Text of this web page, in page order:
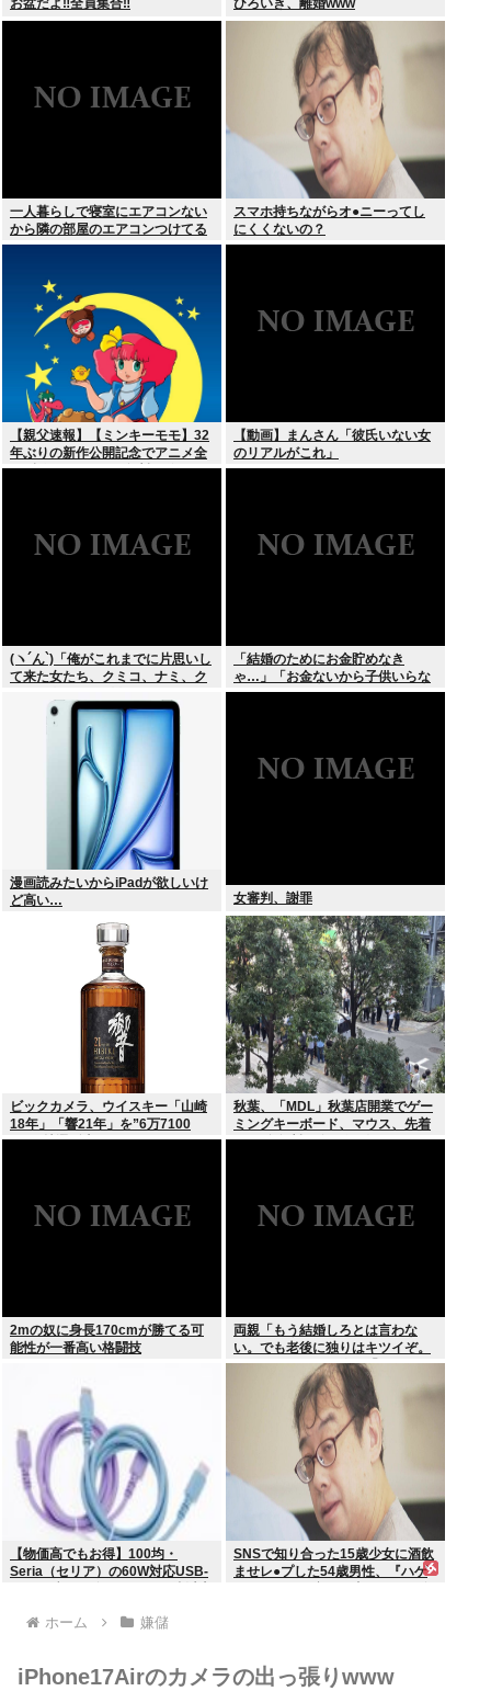
お盆だよ‼全員集合‼ ひろいき、離婚www
一人暮らしで寝室にエアコンない
から隣の部屋のエアコンつけてる
スマホ持ちながらオ●ニーってし
にくくないの？
【親父速報】【ミンキーモモ】32
年ぶりの新作公開記念でアニメ全
128話をYouTubeで無料配信。8月
【動画】まんさん「彼氏いない女
のリアルがこれ」
(ヽ´ん`)「俺がこれまでに片思いし
て来た女たち、クミコ、ナミ、ク
オリ、ユカリ…」
「結婚のためにお金貯めなき
ゃ…」「お金ないから子供いらな
い」←こいつら
漫画読みたいからiPadが欲しいけ
ど高い…
女審判、謝罪
ビックカメラ、ウイスキー「山崎
18年」「響21年」を”6万7100
円”で抽選販売
秋葉、「MDL」秋葉店開業でゲー
ミングキーボード、マウス、先着
1000名無料配布で行列。まだいけ
2mの奴に身長170cmが勝てる可
能性が一番高い格闘技
両親「もう結婚しろとは言わな
い。でも老後に独りはキツイぞ。
どうするんだ？」俺ら「…」
【物価高でもお得】100均・
Seria（セリア）の60W対応USB-
SNSで知り合った15歳少女に酒飲
ませレ●プした54歳男性、『ハゲ
ホーム 嫌儲
iPhone17Airのカメラの出っ張りwww